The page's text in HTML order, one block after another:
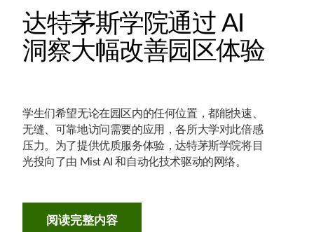
达特茅斯学院通过 AI
洞察大幅改善园区体验
学生们希望无论在园区内的任何位置，都能快速、
无缝、可靠地访问需要的应用，各所大学对此倍感
压力。为了提供优质服务体验，达特茅斯学院将目
光投向了由 Mist AI 和自动化技术驱动的网络。
阅读完整内容